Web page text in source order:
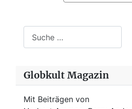
Globkult Magazin
Mit Beiträgen von